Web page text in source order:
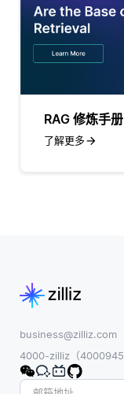
RAG 修炼手
了解更多
business@zilliz.com
4000-zilliz（